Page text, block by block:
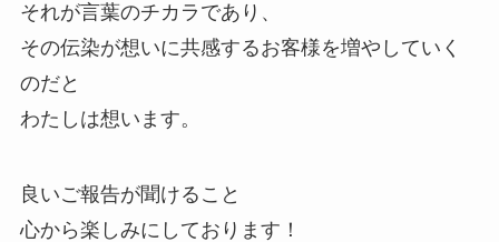
それが言葉のチカラであり、
その伝染が想いに共感するお客様を増やしていく
のだと
わたしは想います。
良いご報告が聞けること
心から楽しみにしております！